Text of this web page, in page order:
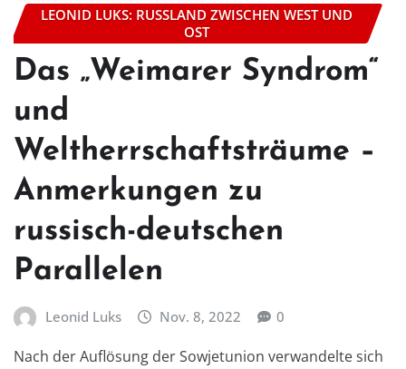
LEONID LUKS: RUSSLAND ZWISCHEN WEST UND
OST
Das „Weimarer Syndrom“
und
Weltherrschaftsträume –
Anmerkungen zu
russisch-deutschen
Parallelen
Leonid Luks Nov. 8, 2022 0
Nach der Auflösung der Sowjetunion verwandelte sich